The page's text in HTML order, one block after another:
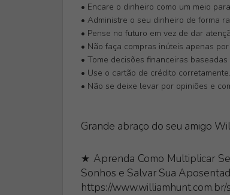
• Encare o dinheiro como um meio
• Administre o seu dinheiro de forma
• Pense no futuro em vez de dar
• Não faça compras inúteis apenas
• Tome decisões financeiras
• Use o cartão de crédito corretamente.
• Não se deixe levar por opiniões e
Grande abraço do seu amigo
★ Aprenda Como Multiplicar
Sonhos e Salvar Sua
https://